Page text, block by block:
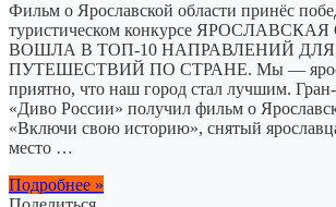
Фильм о Ярославской области принёс
туристическом конкурсе
ВОШЛА В ТОП-10 НАПРАВЛЕНИЙ
ПУТЕШЕСТВИЙ ПО СТРАНЕ. Мы —
приятно, что наш город стал лучшим.
«Диво России» получил фильм о
«Включи свою историю», снятый
место …
Подробнее »